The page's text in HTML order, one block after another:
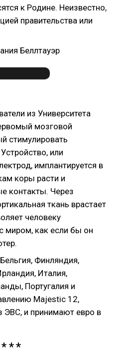
к Родине. Неизвестно,
правительства или
Беллтауэр
из Университета
мозговой
стимулировать
или
имплантируется в
коры расти и
контакты. Через
ткань врастает
человеку
миром, как если бы он
Финляндия,
Италия,
Португалия и
Majestic 12,
ЭВС, и принимают евро в